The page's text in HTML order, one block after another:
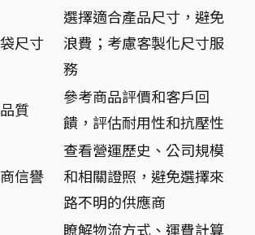
尺寸
選擇適合產品尺寸，避免
浪費；考慮客製化尺寸服
務
質
參考商品評價和客戶回
饋，評估耐用性和抗壓性
信譽
查看營運歷史、公司規模
和相關證照，避免選擇來
路不明的供應商
瞭解物流方式、運費計算